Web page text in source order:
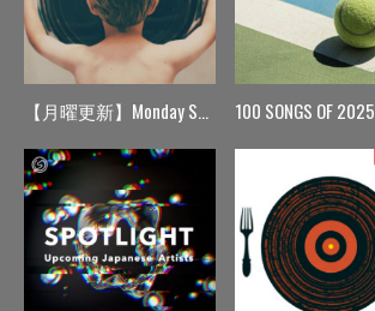
【月曜更新】Monday Spin 100 SONGS OF 2025